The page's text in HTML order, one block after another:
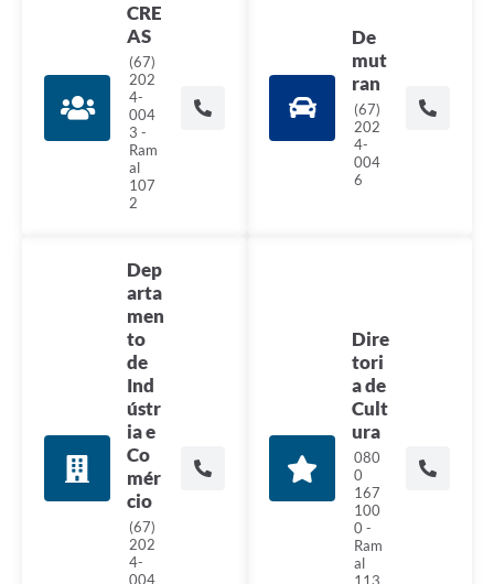
CRE
AS
(67)
202
4-
004
3 -
Ram
al
107
2
De
mut
ran
(67)
202
4-
004
6
Dep
arta
men
to
de
Ind
ústr
ia e
Co
mér
cio
(67)
202
4-
004
Dire
tori
a de
Cult
ura
080
0
167
100
0 -
Ram
al